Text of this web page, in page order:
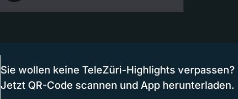
Sie wollen keine TeleZüri-Highlights verpassen?
Jetzt QR-Code scannen und App herunterladen.